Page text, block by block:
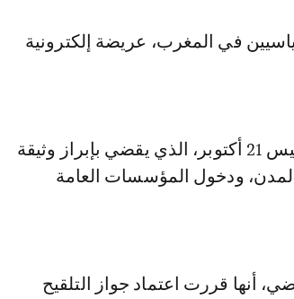
والسياسيين في المغرب، عريضة إلكترونية
وبدأ سريان قرار حكومة أخنوش يوم الخميس 21 أكتوبر، الذي يقضي بإبراز وثيقة
ودخول المؤسسات العامة
أنها قررت اعتماد جواز التلقيح